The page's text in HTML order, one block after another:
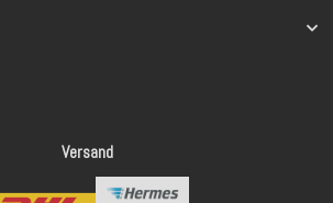
Versand